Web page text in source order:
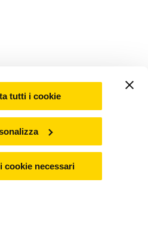
tutti i cookie
cookie necessari